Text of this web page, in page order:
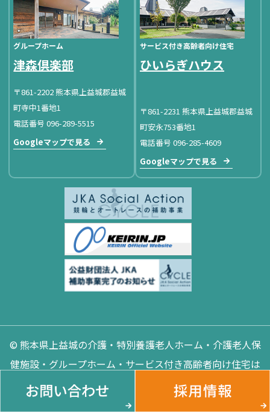
グループホーム
津森倶楽部
〒861-2202 熊本県上益城郡益城
町寺中1番地1
電話番号 096-289-5515
Googleマップで見る
サービス付き高齢者向け住宅
ひいらぎハウス
〒861-2231 熊本県上益城郡益城
町安永753番地1
電話番号 096-285-4609
Googleマップで見る
© 熊本県上益城の介護・特別養護老人ホーム・介護老人保
健施設・グループホーム・サービス付き高齢者向け住宅は